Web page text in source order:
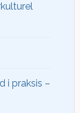
i praksis –